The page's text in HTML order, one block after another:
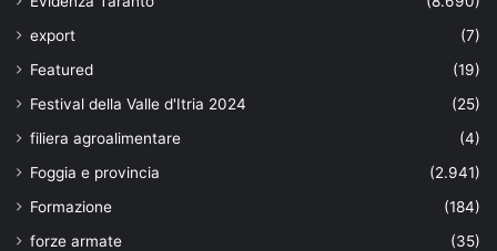
export
(7)
Featured
(19)
Festival della Valle d'Itria 2024
(25)
filiera agroalimentare
(4)
Foggia e provincia
(2.941)
Formazione
(184)
forze armate
(35)